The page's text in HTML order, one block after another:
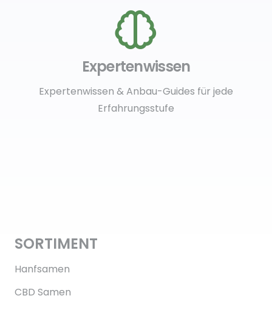
Expertenwissen
Expertenwissen & Anbau-Guides für jede
Erfahrungsstufe
SORTIMENT
Hanfsamen
CBD Samen